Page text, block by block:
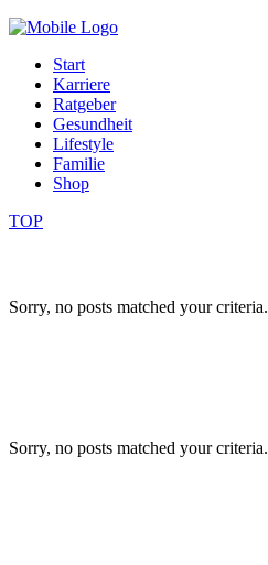
Start
Karriere
Ratgeber
Gesundheit
Lifestyle
Familie
Shop
TOP
Sorry, no posts matched your criteria.
Sorry, no posts matched your criteria.